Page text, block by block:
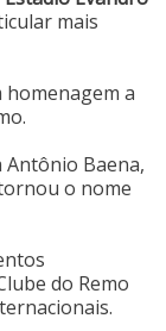
mais
homenagem a
Antônio Baena,
o nome
do Remo